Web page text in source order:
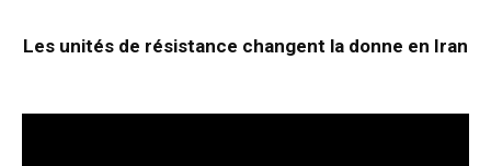
Les unités de résistance changent la donne en Iran